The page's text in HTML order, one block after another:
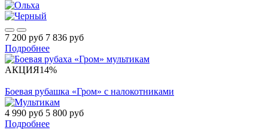
7 200 руб 7 836 руб
Подробнее
АКЦИЯ14%
Боевая рубашка «Гром» с налокотниками
4 990 руб 5 800 руб
Подробнее